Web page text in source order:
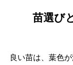
苗選び
良い苗は、葉色